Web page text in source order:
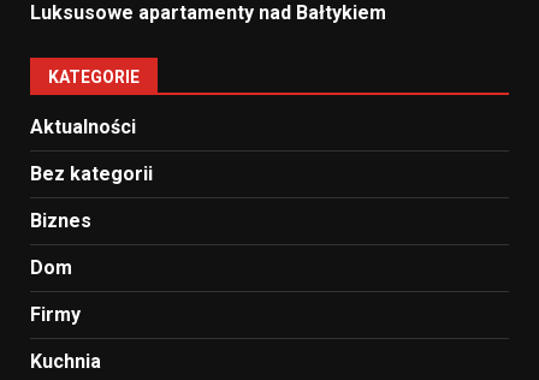
Luksusowe apartamenty nad Bałtykiem
KATEGORIE
Aktualności
Bez kategorii
Biznes
Dom
Firmy
Kuchnia